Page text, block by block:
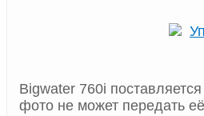
Bigwater 760i
фото не может передать